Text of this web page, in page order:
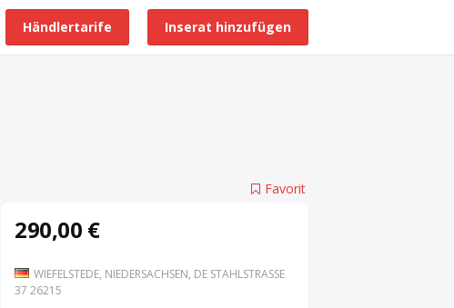
Inserat hinzufügen
Händlertarife
Favorit
290,00 €
WIEFELSTEDE, NIEDERSACHSEN, DE STAHLSTRASSE 3
7 26215